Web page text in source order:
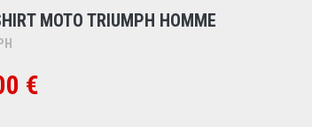
MOTO TRIUMPH HOMME
€